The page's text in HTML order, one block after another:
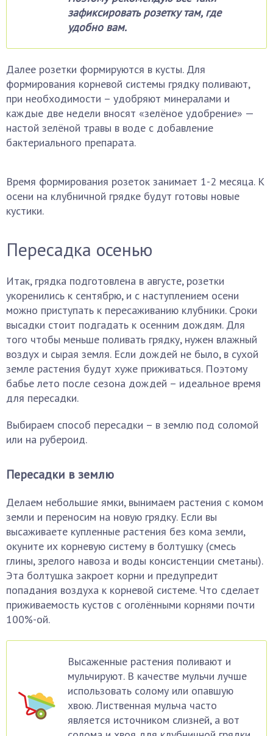
зафиксировать розетку там, где
удобно вам.
Далее розетки формируются в кусты. Для
формирования корневой системы грядку поливают,
при необходимости – удобряют минералами и
каждые две недели вносят «зелёное удобрение» —
настой зелёной травы в воде с добавление
бактериального препарата.
Время формирования розеток занимает 1-2 месяца. К
осени на клубничной грядке будут готовы новые
кустики.
Пересадка осенью
Итак, грядка подготовлена в августе, розетки
укоренились к сентябрю, и с наступлением осени
можно приступать к пересаживанию клубники. Сроки
высадки стоит подгадать к осенним дождям. Для
того чтобы меньше поливать грядку, нужен влажный
воздух и сырая земля. Если дождей не было, в сухой
земле растения будут хуже приживаться. Поэтому
бабье лето после сезона дождей – идеальное время
для пересадки.
Выбираем способ пересадки – в землю под соломой
или на рубероид.
Пересадки в землю
Делаем небольшие ямки, вынимаем растения с комом
земли и переносим на новую грядку. Если вы
высаживаете купленные растения без кома земли,
окуните их корневую систему в болтушку (смесь
глины, зрелого навоза и воды консистенции сметаны).
Эта болтушка закроет корни и предупредит
попадания воздуха к корневой системе. Что сделает
приживаемость кустов с оголёнными корнями почти
100%-ой.
Высаженные растения поливают и
мульчируют. В качестве мульчи лучше
использовать солому или опавшую
хвою. Лиственная мульча часто
является источником слизней, а вот